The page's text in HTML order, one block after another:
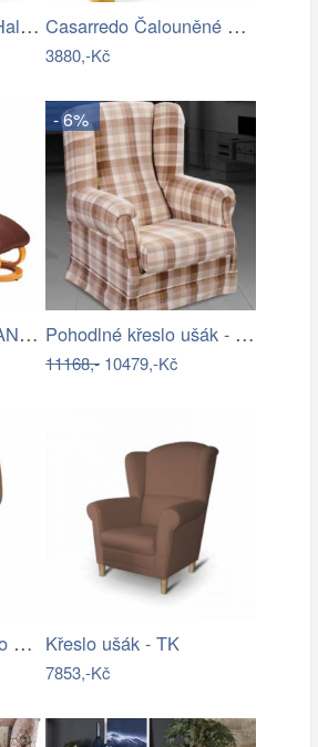
Jídelní křeslo K544 Halmar Casarredo Čalouněné křeslo TM-1 VELVET…
3880,-Kč
Relaxační křeslo RYAN Tempo Kondela
- 6%
Pohodlné křeslo ušák - ME
11168,-10479,-Kč
Křeslo TERST Tempo Kondela Křeslo ušák - TK
7853,-Kč